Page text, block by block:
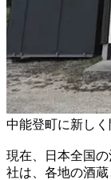
中能登町に新しく
現在、日本全国
社は、各地の酒